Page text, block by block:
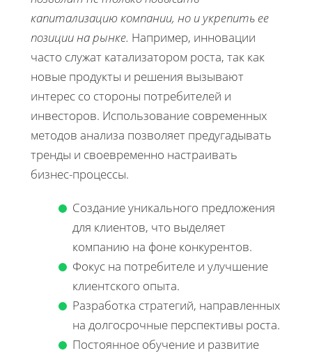
капитализацию компании, но и укрепить ее
позиции на рынке. Например, инновации
часто служат катализатором роста, так как
новые продукты и решения вызывают
интерес со стороны потребителей и
инвесторов. Использование современных
методов анализа позволяет предугадывать
тренды и своевременно настраивать
бизнес-процессы.
Создание уникального предложения
для клиентов, что выделяет
компанию на фоне конкурентов.
Фокус на потребителе и улучшение
клиентского опыта.
Разработка стратегий, направленных
на долгосрочные перспективы роста.
Постоянное обучение и развитие